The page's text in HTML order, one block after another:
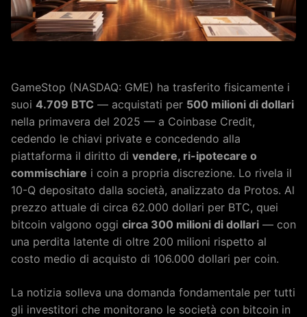
GameStop (NASDAQ: GME) ha trasferito fisicamente i
suoi 4.709 BTC — acquistati per 500 milioni di dollari
nella primavera del 2025 — a Coinbase Credit,
cedendo le chiavi private e concedendo alla
piattaforma il diritto di vendere, ri-ipotecare o
commischiare i coin a propria discrezione. Lo rivela il
10-Q depositato dalla società, analizzato da Protos. Al
prezzo attuale di circa 62.000 dollari per BTC, quei
bitcoin valgono oggi circa 300 milioni di dollari — con
una perdita latente di oltre 200 milioni rispetto al
costo medio di acquisto di 106.000 dollari per coin.
La notizia solleva una domanda fondamentale per tutti
gli investitori che monitorano le società con bitcoin in